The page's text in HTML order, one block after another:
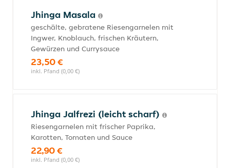
Jhinga Masala
geschälte, gebratene Riesengarnelen mit
Ingwer, Knoblauch, frischen Kräutern,
Gewürzen und Currysauce
23,50 €
inkl. Pfand (0,00 €)
Jhinga Jalfrezi (leicht scharf)
Riesengarnelen mit frischer Paprika,
Karotten, Tomaten und Sauce
22,90 €
inkl. Pfand (0,00 €)